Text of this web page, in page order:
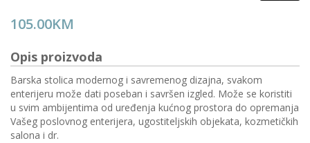
105.00KM
Opis proizvoda
Barska stolica modernog i savremenog dizajna, svakom
enterijeru može dati poseban i savršen izgled. Može se koristiti
u svim ambijentima od uređenja kućnog prostora do opremanja
Vašeg poslovnog enterijera, ugostiteljskih objekata, kozmetičkih
salona i dr.